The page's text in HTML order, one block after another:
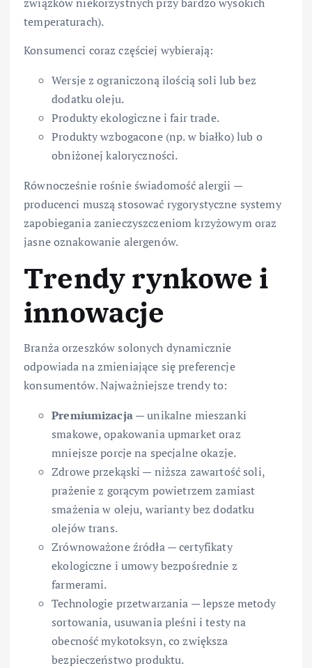
temperaturach).
Konsumenci coraz częściej wybierają:
Wersje z ograniczoną ilością soli lub bez
dodatku oleju.
Produkty ekologiczne i fair trade.
Produkty wzbogacone (np. w białko) lub o
obniżonej kaloryczności.
Równocześnie rośnie świadomość alergii —
producenci muszą stosować rygorystyczne systemy
zapobiegania zanieczyszczeniom krzyżowym oraz
jasne oznakowanie alergenów.
Trendy rynkowe i
innowacje
Branża orzeszków solonych dynamicznie
odpowiada na zmieniające się preferencje
konsumentów. Najważniejsze trendy to:
Premiumizacja— unikalne mieszanki
smakowe, opakowania upmarket oraz
mniejsze porcje na specjalne okazje.
Zdrowe przekąski — niższa zawartość soli,
prażenie z gorącym powietrzem zamiast
smażenia w oleju, warianty bez dodatku
olejów trans.
Zrównoważone źródła — certyfikaty
ekologiczne i umowy bezpośrednie z
farmerami.
Technologie przetwarzania — lepsze metody
sortowania, usuwania pleśni i testy na
obecność mykotoksyn, co zwiększa
bezpieczeństwo produktu.